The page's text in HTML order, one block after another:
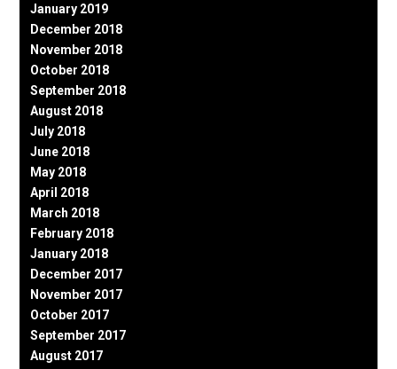
January 2019
December 2018
November 2018
October 2018
September 2018
August 2018
July 2018
June 2018
May 2018
April 2018
March 2018
February 2018
January 2018
December 2017
November 2017
October 2017
September 2017
August 2017